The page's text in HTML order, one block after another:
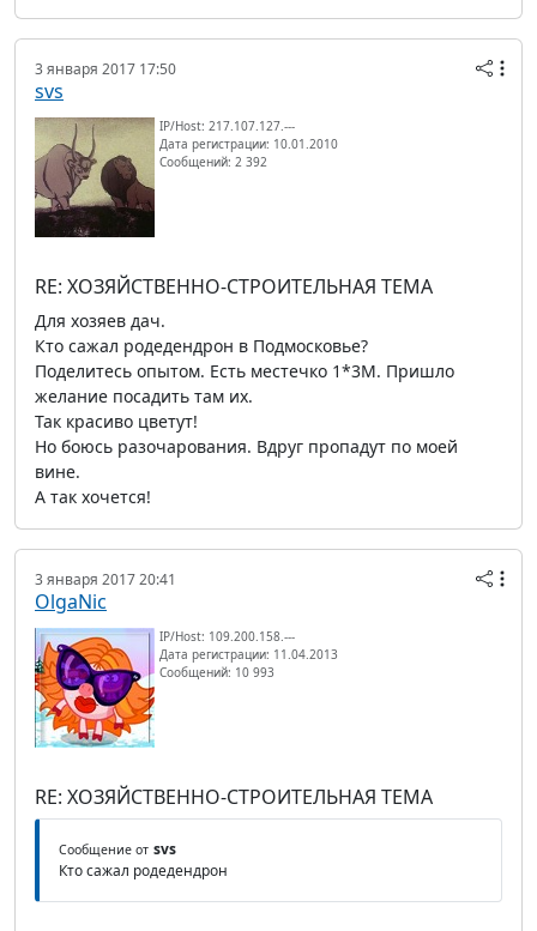
3 января 2017 17:50
svs
IP/Host: 217.107.127.---
Дата регистрации: 10.01.2010
Сообщений: 2 392
RE: ХОЗЯЙСТВЕННО-СТРОИТЕЛЬНАЯ ТЕМА
Для хозяев дач.
Кто сажал родедендрон в Подмосковье?
Поделитесь опытом. Есть местечко 1*3М. Пришло
желание посадить там их.
Так красиво цветут!
Но боюсь разочарования. Вдруг пропадут по моей
вине.
А так хочется!
3 января 2017 20:41
OlgaNic
IP/Host: 109.200.158.---
Дата регистрации: 11.04.2013
Сообщений: 10 993
RE: ХОЗЯЙСТВЕННО-СТРОИТЕЛЬНАЯ ТЕМА
Сообщение от svs
Кто сажал родедендрон